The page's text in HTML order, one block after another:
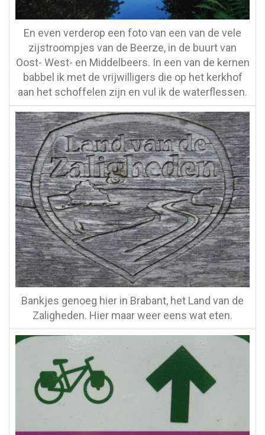
En even verderop een foto van een van de vele
zijstroompjes van de Beerze, in de buurt van
Oost- West- en Middelbeers. In een van de kernen
babbel ik met de vrijwilligers die op het kerkhof
aan het schoffelen zijn en vul ik de waterflessen.
Bankjes genoeg hier in Brabant, het Land van de
Zaligheden. Hier maar weer eens wat eten.